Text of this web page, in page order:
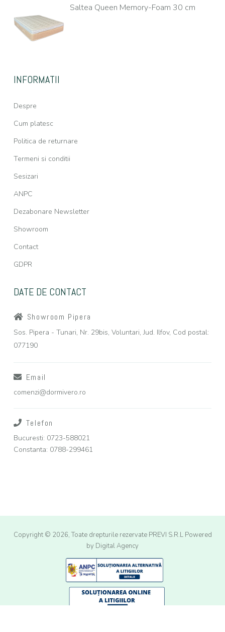
Saltea Queen Memory-Foam 30 cm
INFORMATII
Despre
Cum platesc
Politica de returnare
Termeni si conditii
Sesizari
ANPC
Dezabonare Newsletter
Showroom
Contact
GDPR
DATE DE CONTACT
Showroom Pipera
Sos. Pipera - Tunari, Nr. 29bis, Voluntari, Jud. Ilfov, Cod postal:
077190
Email
comenzi@dormivero.ro
Telefon
Bucuresti: 0723-588021
Constanta: 0788-299461
Copyright © 2026, Toate drepturile rezervate PREVI S.R.L Powered
by Digital Agency